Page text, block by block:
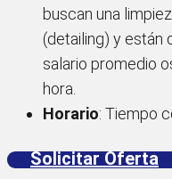
buscan una
(detailing) y están
salario promedio
hora.
Horario: Tiempo
Solicitar Oferta